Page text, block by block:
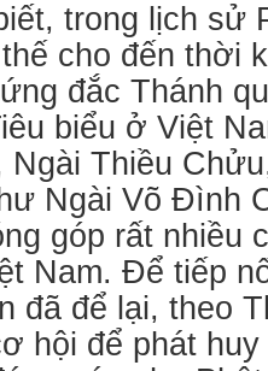
trong lịch sử
cho đến thời
đắc Thánh
biểu ở Việt
Thiều
Ngài Võ Đình
góp rất nhiều
Nam. Để tiếp
đã để lại, theo
hội để phát